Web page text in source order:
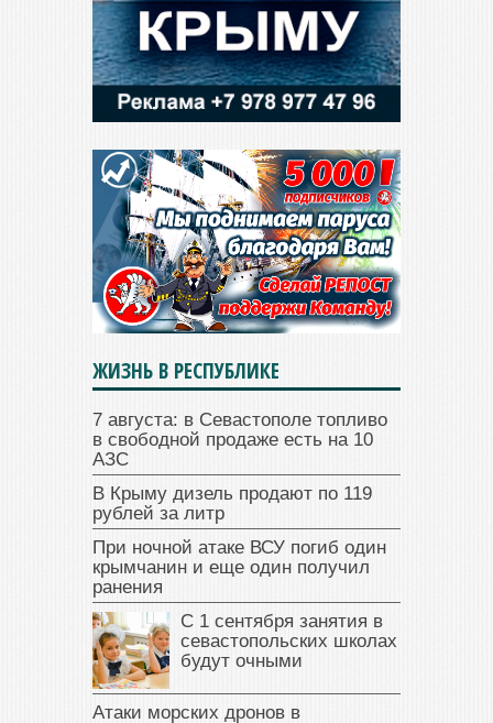
ЖИЗНЬ В РЕСПУБЛИКЕ
7 августа: в Севастополе топливо
в свободной продаже есть на 10
АЗС
В Крыму дизель продают по 119
рублей за литр
При ночной атаке ВСУ погиб один
крымчанин и еще один получил
ранения
С 1 сентября занятия в
севастопольских школах
будут очными
Атаки морских дронов в